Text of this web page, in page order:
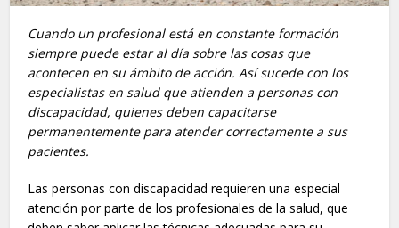
Cuando un profesional está en constante formación
siempre puede estar al día sobre las cosas que
acontecen en su ámbito de acción. Así sucede con los
especialistas en salud que atienden a personas con
discapacidad, quienes deben capacitarse
permanentemente para atender correctamente a sus
pacientes.
Las personas con discapacidad requieren una especial
atención por parte de los profesionales de la salud, que